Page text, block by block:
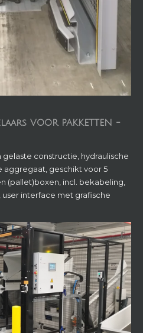
VOOR PAKKETTEN -
constructie, hydraulische
(pallet)boxen, incl. bekabeling,
interface met grafische
VOOR PAKKETTEN -